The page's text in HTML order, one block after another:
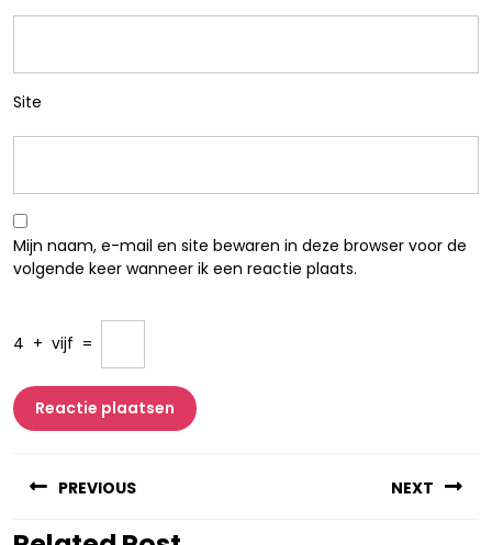
Site
Mijn naam, e-mail en site bewaren in deze browser voor de
volgende keer wanneer ik een reactie plaats.
4 + vijf =
PREVIOUS NEXT